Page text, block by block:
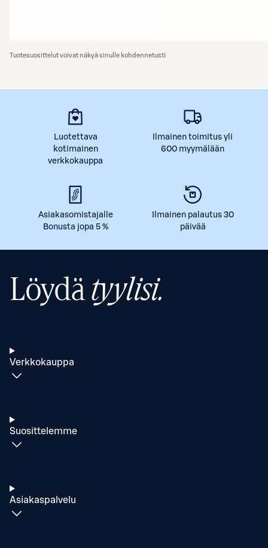
Tuotesuosittelut voivat näkyä sinulle kohdennetusti
Luotettava
kotimainen
verkkokauppa
Ilmainen toimitus yli
600 myymälään
Asiakasomistajalle
Bonusta jopa 5 %
Ilmainen palautus 30
päivää
Löydätyylisi.
Verkkokauppa
Suosittelemme
Asiakaspalvelu